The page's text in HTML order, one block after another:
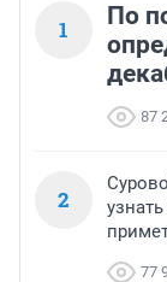
1
По
87
2
77